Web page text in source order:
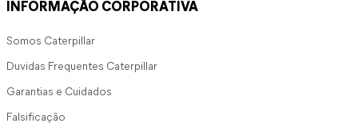
INFORMAÇÃO CORPORATIVA
Somos Caterpillar
Duvidas Frequentes Caterpillar
Garantias e Cuidados
Falsificação